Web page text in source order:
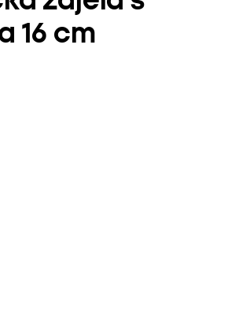
16 cm